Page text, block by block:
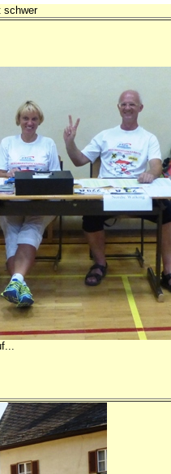
schwer